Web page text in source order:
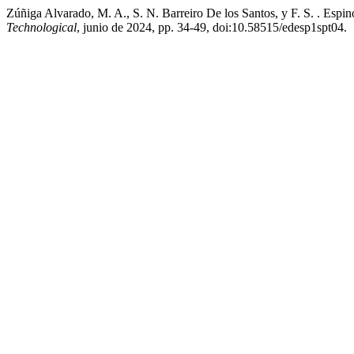
Zúñiga Alvarado, M. A., S. N. Barreiro De los Santos, y F. S. .
Technological, junio de 2024, pp. 34-49, doi:10.58515/edesp1spt04.